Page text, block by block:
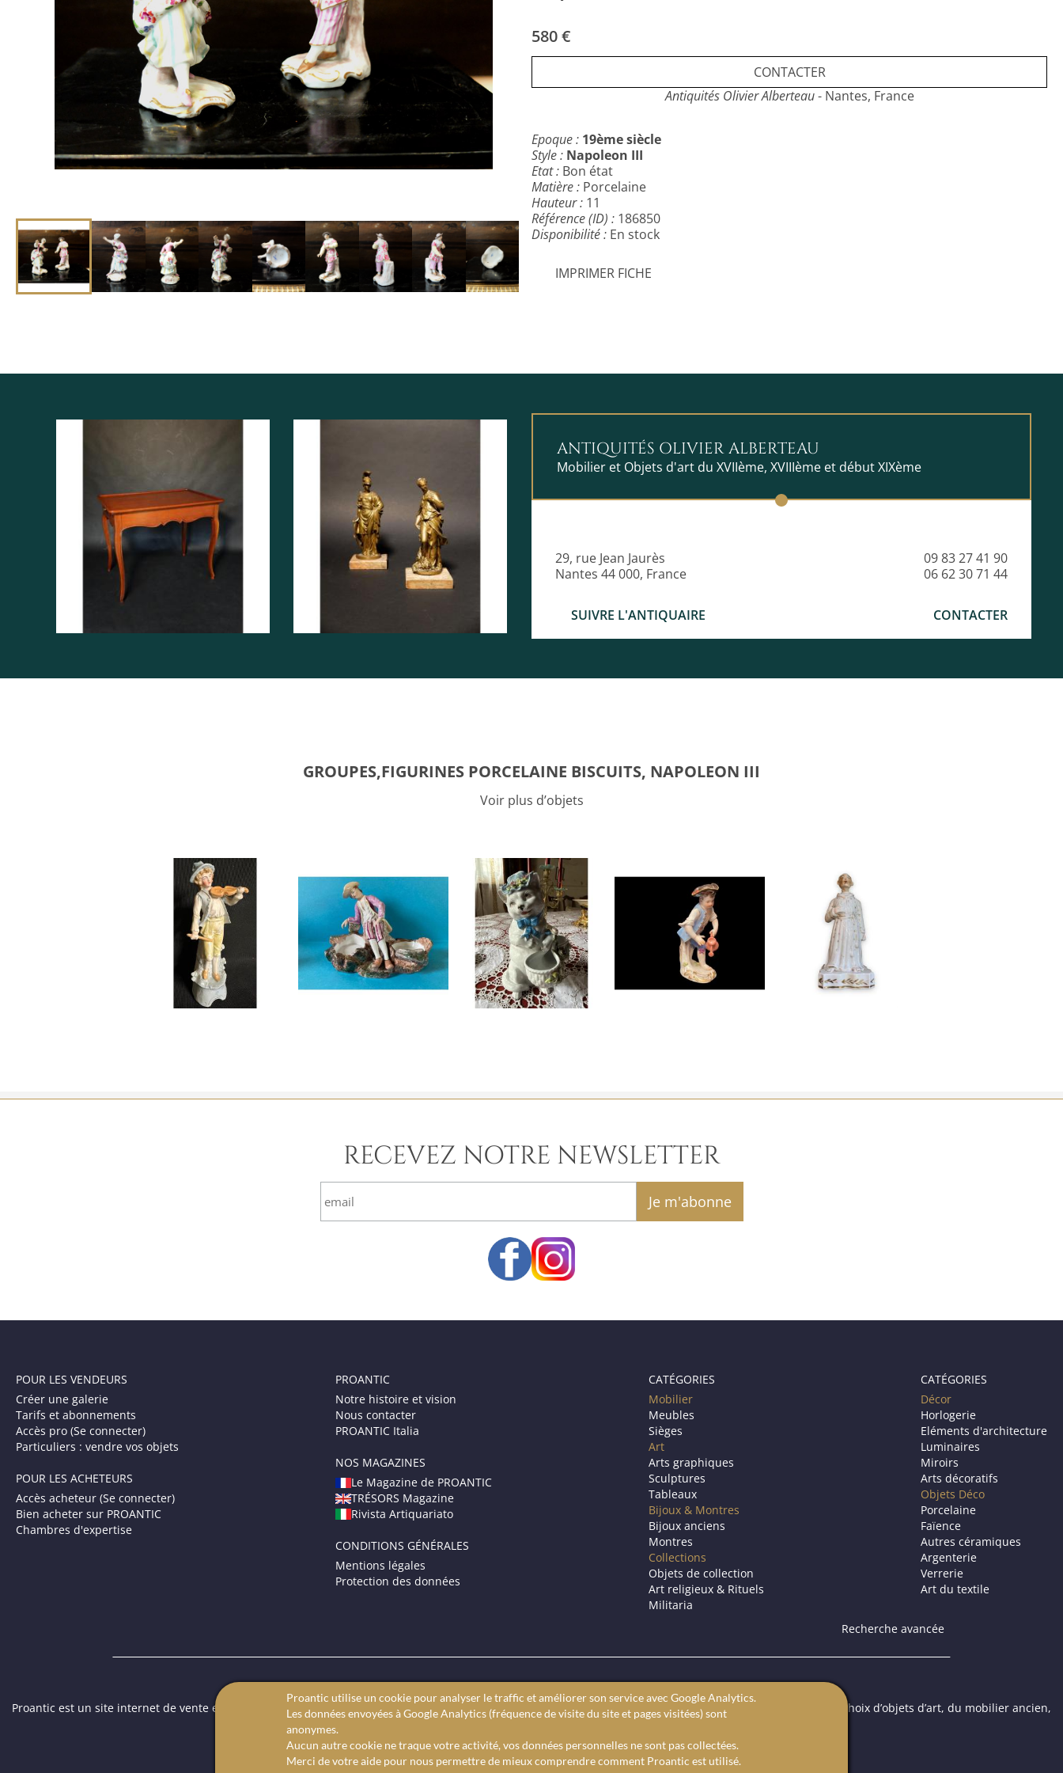
Travail français de la manufacture des Samson, seconde moitié du XIXème siècle.
580 €
CONTACTER
Antiquités Olivier Alberteau- Nantes, France
Epoque : 19ème siècle
Style : Napoleon III
Etat : Bon état
Matière : Porcelaine
Hauteur : 11
Référence (ID) : 186850
Disponibilité : En stock
IMPRIMER FICHE
ANTIQUITÉS OLIVIER ALBERTEAU
Mobilier et Objets d'art du XVIIème, XVIIIème et début XIXème
29, rue Jean Jaurès
Nantes 44 000, France
09 83 27 41 90
06 62 30 71 44
SUIVRE L'ANTIQUAIRE CONTACTER
GROUPES,FIGURINES PORCELAINE BISCUITS, NAPOLEON III
Voir plus d’objets
RECEVEZ NOTRE NEWSLETTER
POUR LES VENDEURS
Créer une galerie
Tarifs et abonnements
Accès pro (Se connecter)
Particuliers : vendre vos objets
POUR LES ACHETEURS
Accès acheteur (Se connecter)
Bien acheter sur PROANTIC
Chambres d'expertise
PROANTIC
Notre histoire et vision
Nous contacter
PROANTIC Italia
NOS MAGAZINES
Le Magazine de PROANTIC
TRÉSORS Magazine
Rivista Artiquariato
CONDITIONS GÉNÉRALES
Mentions légales
Protection des données
CATÉGORIES
Mobilier
Meubles
Sièges
Art
Arts graphiques
Sculptures
Tableaux
Bijoux & Montres
Bijoux anciens
Montres
Collections
Objets de collection
Art religieux & Rituels
Militaria
CATÉGORIES
Décor
Horlogerie
Eléments d'architecture
Luminaires
Miroirs
Arts décoratifs
Objets Déco
Porcelaine
Faïence
Autres céramiques
Argenterie
Verrerie
Art du textile
Recherche avancée
Le site des antiquaires en ligne.
Proantic est un site internet de vente en ligne dédié aux antiquaires professionnels. Vous cherchez à acheter des antiquités, Proantic propose à la vente un choix d’objets d’art, du mobilier ancien,
des tableaux anciens. Proantic, c’est un moteur de recherche pour trouver un antiquaire ou une galerie d’art.
Sur proantic retrouvez l’actualité de l’art et des expositions.
Proantic utilise un cookie pour analyser le traffic et améliorer son service avec Google Analytics.
Les données envoyées à Google Analytics (fréquence de visite du site et pages visitées) sont
anonymes.
Aucun autre cookie ne traque votre activité, vos données personnelles ne sont pas collectées.
Merci de votre aide pour nous permettre de mieux comprendre comment Proantic est utilisé.